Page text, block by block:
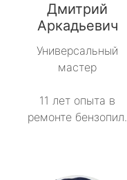
Дмитрий
Аркадьевич
Универсальный
мастер
11 лет опыта в
ремонте бензопил.